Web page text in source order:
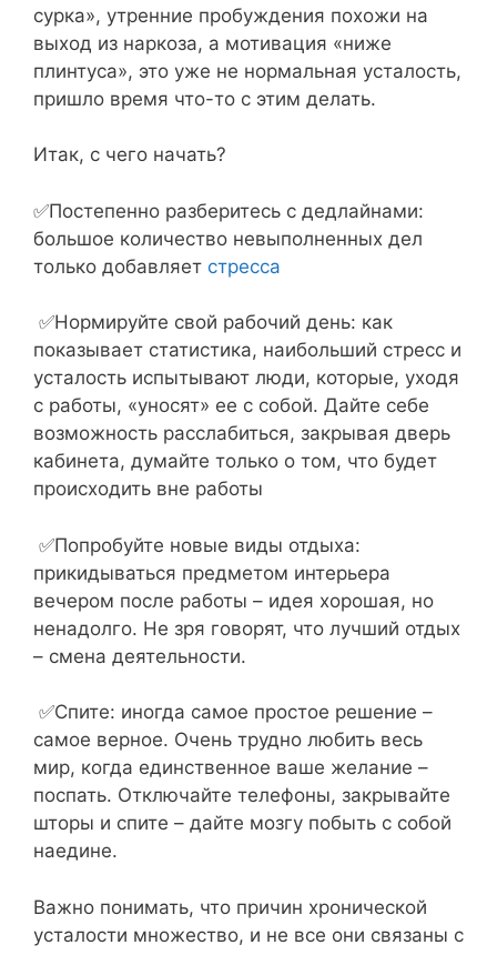
сурка», утренние пробуждения похожи на
выход из наркоза, а мотивация «ниже
плинтуса», это уже не нормальная усталость,
пришло время что-то с этим делать.
Итак, с чего начать?
✅Постепенно разберитесь с дедлайнами:
большое количество невыполненных дел
только добавляет стресса
✅Нормируйте свой рабочий день: как
показывает статистика, наибольший стресс и
усталость испытывают люди, которые, уходя
с работы, «уносят» ее с собой. Дайте себе
возможность расслабиться, закрывая дверь
кабинета, думайте только о том, что будет
происходить вне работы
✅Попробуйте новые виды отдыха:
прикидываться предметом интерьера
вечером после работы – идея хорошая, но
ненадолго. Не зря говорят, что лучший отдых
– смена деятельности.
✅Спите: иногда самое простое решение –
самое верное. Очень трудно любить весь
мир, когда единственное ваше желание –
поспать. Отключайте телефоны, закрывайте
шторы и спите – дайте мозгу побыть с собой
наедине.
Важно понимать, что причин хронической
усталости множество, и не все они связаны с